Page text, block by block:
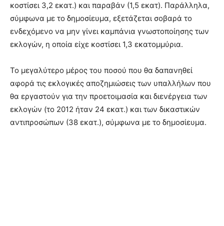
κοστίσει 3,2 εκατ.) και παραβάν (1,5 εκατ). Παράλληλα,
σύμφωνα με το δημοσίευμα, εξετάζεται σοβαρά το
ενδεχόμενο να μην γίνει καμπάνια γνωστοποίησης των
εκλογών, η οποία είχε κοστίσει 1,3 εκατομμύρια.
Το μεγαλύτερο μέρος του ποσού που θα δαπανηθεί
αφορά τις εκλογικές αποζημιώσεις των υπαλλήλων που
θα εργαστούν για την προετοιμασία και διενέργεια των
εκλογών (το 2012 ήταν 24 εκατ.) και των δικαστικών
αντιπροσώπων (38 εκατ.), σύμφωνα με το δημοσίευμα.